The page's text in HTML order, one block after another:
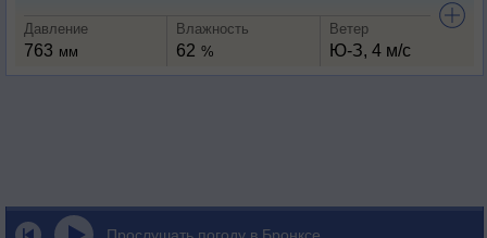
Давление
763 мм
Влажность
62 %
Ветер
Ю-З, 4 м/с